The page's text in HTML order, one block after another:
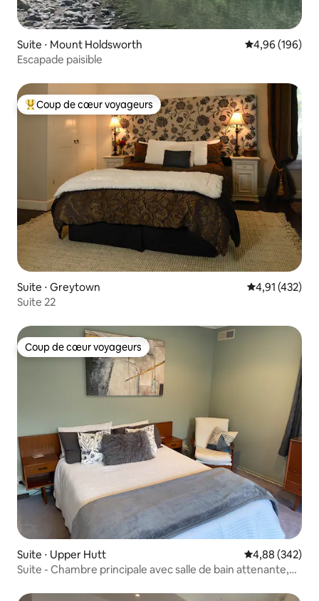
Suite ⋅ Mount Holdsworth Évaluation
4,96 (196)
Escapade paisible
Coups de cœur voyageurs les plus appréciés
Coup de cœur voyageurs
Suite ⋅ Greytown Évaluation
4,91 (432)
Suite 22
Coup de cœur voyageurs
Coup de cœur voyageurs
Suite ⋅ Upper Hutt Évaluation
4,88 (342)
Suite - Chambre principale avec salle de bain attenante,